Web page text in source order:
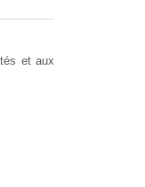
et aux